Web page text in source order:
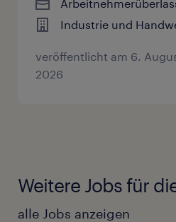
Industrie und
veröffentlicht am 6.
2026
Weitere Jobs für
alle Jobs anzeigen